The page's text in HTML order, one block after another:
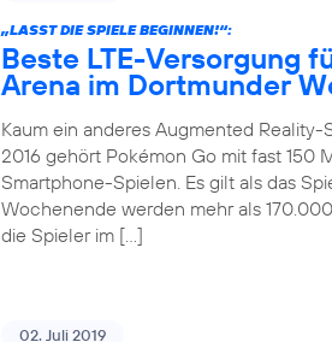
„LASST DIE SPIELE BEGINNEN!“:
Beste LTE-Versorgung
Arena im Dortmunder
Kaum ein anderes Augmented
2016 gehört Pokémon Go mit fast 150
Smartphone-Spielen. Es gilt als das
Wochenende werden mehr als
die Spieler im […]
02. Juli 2019